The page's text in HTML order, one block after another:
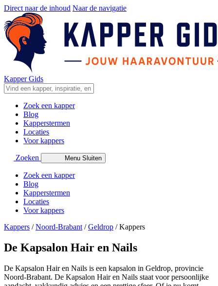
Direct naar de inhoud Naar de navigatie
Kapper Gids
Zoek een kapper
Blog
Kapperstermen
Locaties
Voor kappers
Zoeken Menu Sluiten
Zoek een kapper
Blog
Kapperstermen
Locaties
Voor kappers
Kappers /Noord-Brabant /Geldrop /Kappers
De Kapsalon Hair en Nails
De Kapsalon Hair en Nails is een kapsalon in Geldrop, provincie
Noord-Brabant. De Kapsalon Hair en Nails staat voor persoonlijke